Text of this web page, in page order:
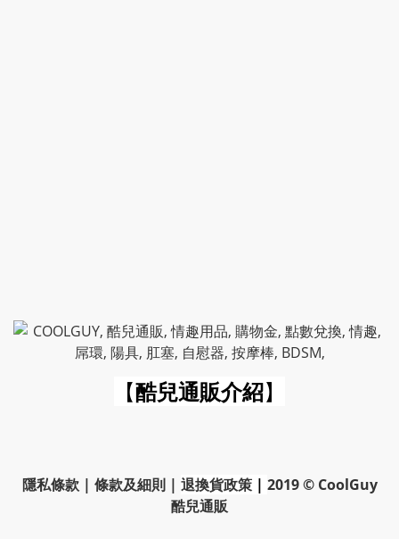
【酷兒通販介紹】
隱私條款| 條款及細則| 退換貨政策 | 2019 © CoolGuy
酷兒通販